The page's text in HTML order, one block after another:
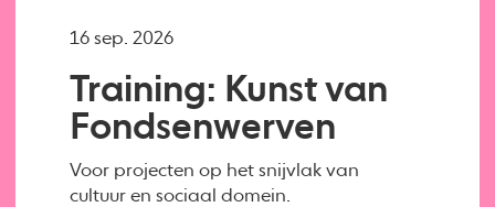
Training: Kunst van
Fondsenwerven
Voor projecten op het snijvlak van
cultuur en sociaal domein.
16 sep. 2026